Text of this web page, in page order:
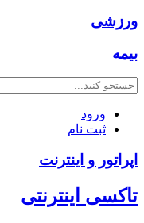
ورزشی
بیمه
ورود
ثبت نام
اپراتور و اینترنت
تاکسی اینترنتی